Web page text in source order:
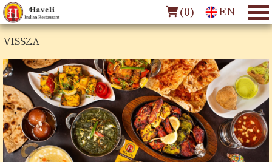
(0) EN
VISSZA